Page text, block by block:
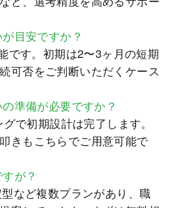
目安ですか？
です。初期は2〜3ヶ月の短期
可否をご判断いただくケース
準備が必要ですか？
で初期設計は完了します。
きもこちらでご用意可能で
が？
など複数プランがあり、職